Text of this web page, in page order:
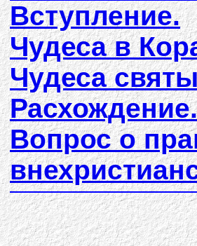
Вступление.
Чудеса в
Чудеса
Расхождение.
Вопрос о